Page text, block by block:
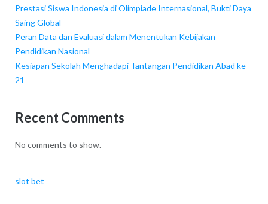
Prestasi Siswa Indonesia di Olimpiade Internasional, Bukti Daya
Saing Global
Peran Data dan Evaluasi dalam Menentukan Kebijakan
Pendidikan Nasional
Kesiapan Sekolah Menghadapi Tantangan Pendidikan Abad ke-
21
Recent Comments
No comments to show.
slot bet